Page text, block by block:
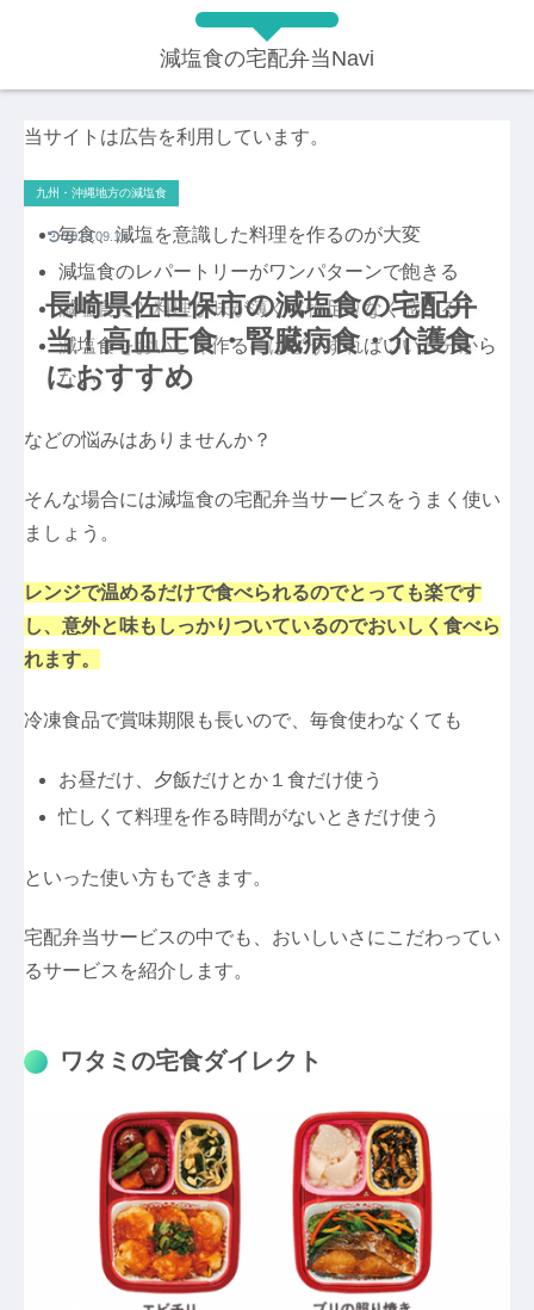
減塩食の宅配弁当Navi
当サイトは広告を利用しています。
長崎県佐世保市の減塩食の宅配弁
当！高血圧食・腎臓病食・介護食
におすすめ
九州・沖縄地方の減塩食
2023.09.13
毎食、減塩を意識した料理を作るのが大変
減塩食のレパートリーがワンパターンで飽きる
減塩食だと料理が味が薄くて物足りなく感じる
減塩食をおいしく作るにはどうすればいいか分から
ない
などの悩みはありませんか？
そんな場合には減塩食の宅配弁当サービスをうまく使い
ましょう。
レンジで温めるだけで食べられるのでとっても楽です
し、意外と味もしっかりついているのでおいしく食べら
れます。
冷凍食品で賞味期限も長いので、毎食使わなくても
お昼だけ、夕飯だけとか１食だけ使う
忙しくて料理を作る時間がないときだけ使う
といった使い方もできます。
宅配弁当サービスの中でも、おいしいさにこだわってい
るサービスを紹介します。
ワタミの宅食ダイレクト